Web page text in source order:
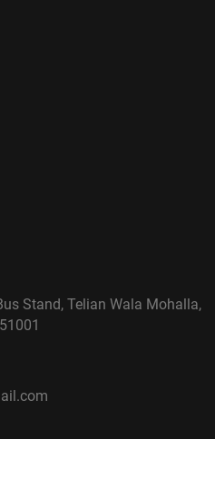
Stand, Telian Wala Mohalla,